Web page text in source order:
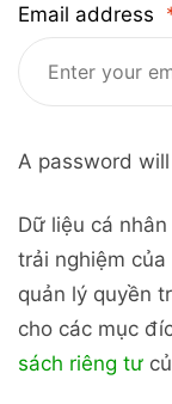
Email address
A password
Dữ liệu cá
trải nghiệm
quản lý quyền
cho các mục
sách riêng tư